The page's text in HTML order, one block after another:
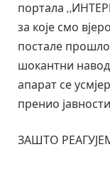
портала
за које смо
постале
шокантни
апарат се
пренио
ЗАШТО